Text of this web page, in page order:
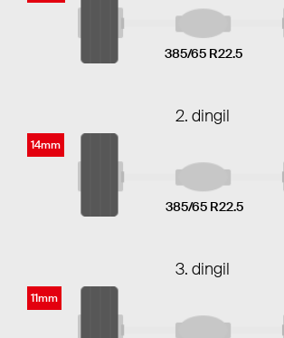
385/65 R22.5
2. dingil
14mm
385/65 R22.5
3. dingil
11mm